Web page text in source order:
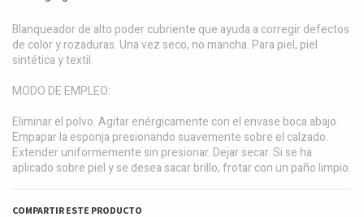
Blanqueador de alto poder cubriente que ayuda a corregir defectos
de color y rozaduras. Una vez seco, no mancha. Para piel, piel
sintética y textil.
MODO DE EMPLEO:
Eliminar el polvo. Agitar enérgicamente con el envase boca abajo.
Empapar la esponja presionando suavemente sobre el calzado.
Extender uniformemente sin presionar. Dejar secar. Si se ha
aplicado sobre piel y se desea sacar brillo, frotar con un paño limpio.
COMPARTIR ESTE PRODUCTO